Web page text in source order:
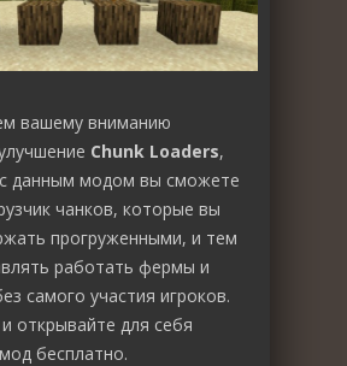
вашему вниманию
Chunk Loaders,
данным модом вы сможете
чанков, которые вы
прогруженными, и тем
работать фермы и
самого участия игроков.
открывайте для себя
бесплатно.